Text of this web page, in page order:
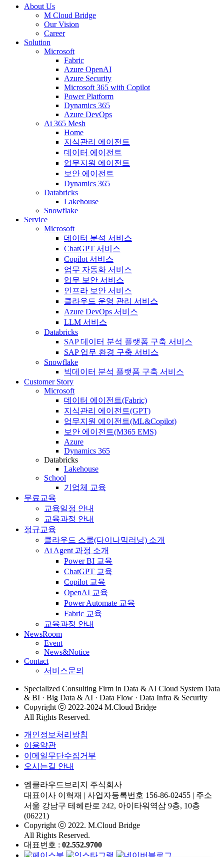
About Us
M Cloud Bridge
Our Vision
Career
Solution
Microsoft
Fabric
Azure OpenAI
Azure Security
Microsoft 365 with Copilot
Power Platform
Dynamics 365
Azure DevOps
Ai 365 Mesh
Home
지식관리 에이전트
데이터 에이전트
업무지원 에이전트
보안 에이전트
Dynamics 365
Databricks
Lakehouse
Snowflake
Service
Microsoft
데이터 분석 서비스
ChatGPT 서비스
Copilot 서비스
업무 자동화 서비스
업무 보안 서비스
인프라 보안 서비스
클라우드 운영 관리 서비스
Azure DevOps 서비스
LLM 서비스
Databricks
SAP 데이터 분석 플랫폼 구축 서비스
SAP 업무 환경 구축 서비스
Snowflake
빅데이터 분석 플랫폼 구축 서비스
Customer Story
Microsoft
데이터 에이전트(Fabric)
지식관리 에이전트(GPT)
업무지원 에이전트(ML&Copilot)
보안 에이전트(M365 EMS)
Azure
Dynamics 365
Databricks
Lakehouse
School
기업체 교육
무료교육
교육일정 안내
교육과정 안내
정규교육
클라우드 스쿨(다이나믹러닝) 소개
Ai Agent 과정 소개
Power BI 교육
ChatGPT 교육
Copilot 교육
OpenAI 교육
Power Automate 교육
Fabric 교육
교육과정 안내
NewsRoom
Event
News&Notice
Contact
서비스문의
Specialized Consulting Firm in Data & AI Cloud System Data
& BI · Big Data & AI · Data Flow · Data Infra & Security
Copyright ⓒ 2022-2024 M.Cloud Bridge
All Rights Reserved.
개인정보처리방침
이용약관
이메일무단수집거부
오시는길 안내
엠클라우드브리지 주식회사
대표이사 이혁재 | 사업자등록번호 156-86-02455 | 주소
서울 강남구 테헤란로 242, 아이타워역삼 9층, 10층
(06221)
Copyright ⓒ 2022. M.Cloud Bridge
All Rights Reserved.
대표번호 : 02.552.9700